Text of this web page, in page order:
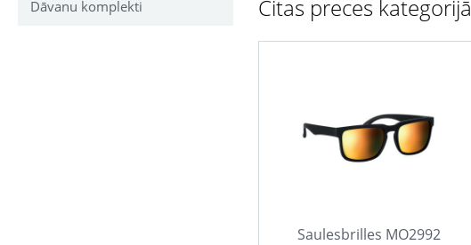
Dāvanu komplekti Citas preces kategorijā
Saulesbrilles MO2992